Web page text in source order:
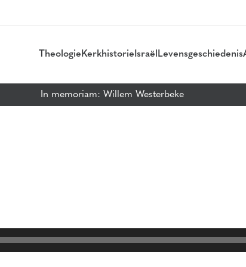
Theologie Kerkhistorie Israël Levensgeschiedenis
In memoriam: Willem Westerbeke